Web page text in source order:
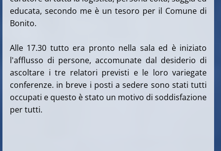
educata, secondo me è un tesoro per il Comune di
Bonito.
Alle 17.30 tutto era pronto nella sala ed è iniziato
l'afflusso di persone, accomunate dal desiderio di
ascoltare i tre relatori previsti e le loro variegate
conferenze. in breve i posti a sedere sono stati tutti
occupati e questo è stato un motivo di soddisfazione
per tutti.